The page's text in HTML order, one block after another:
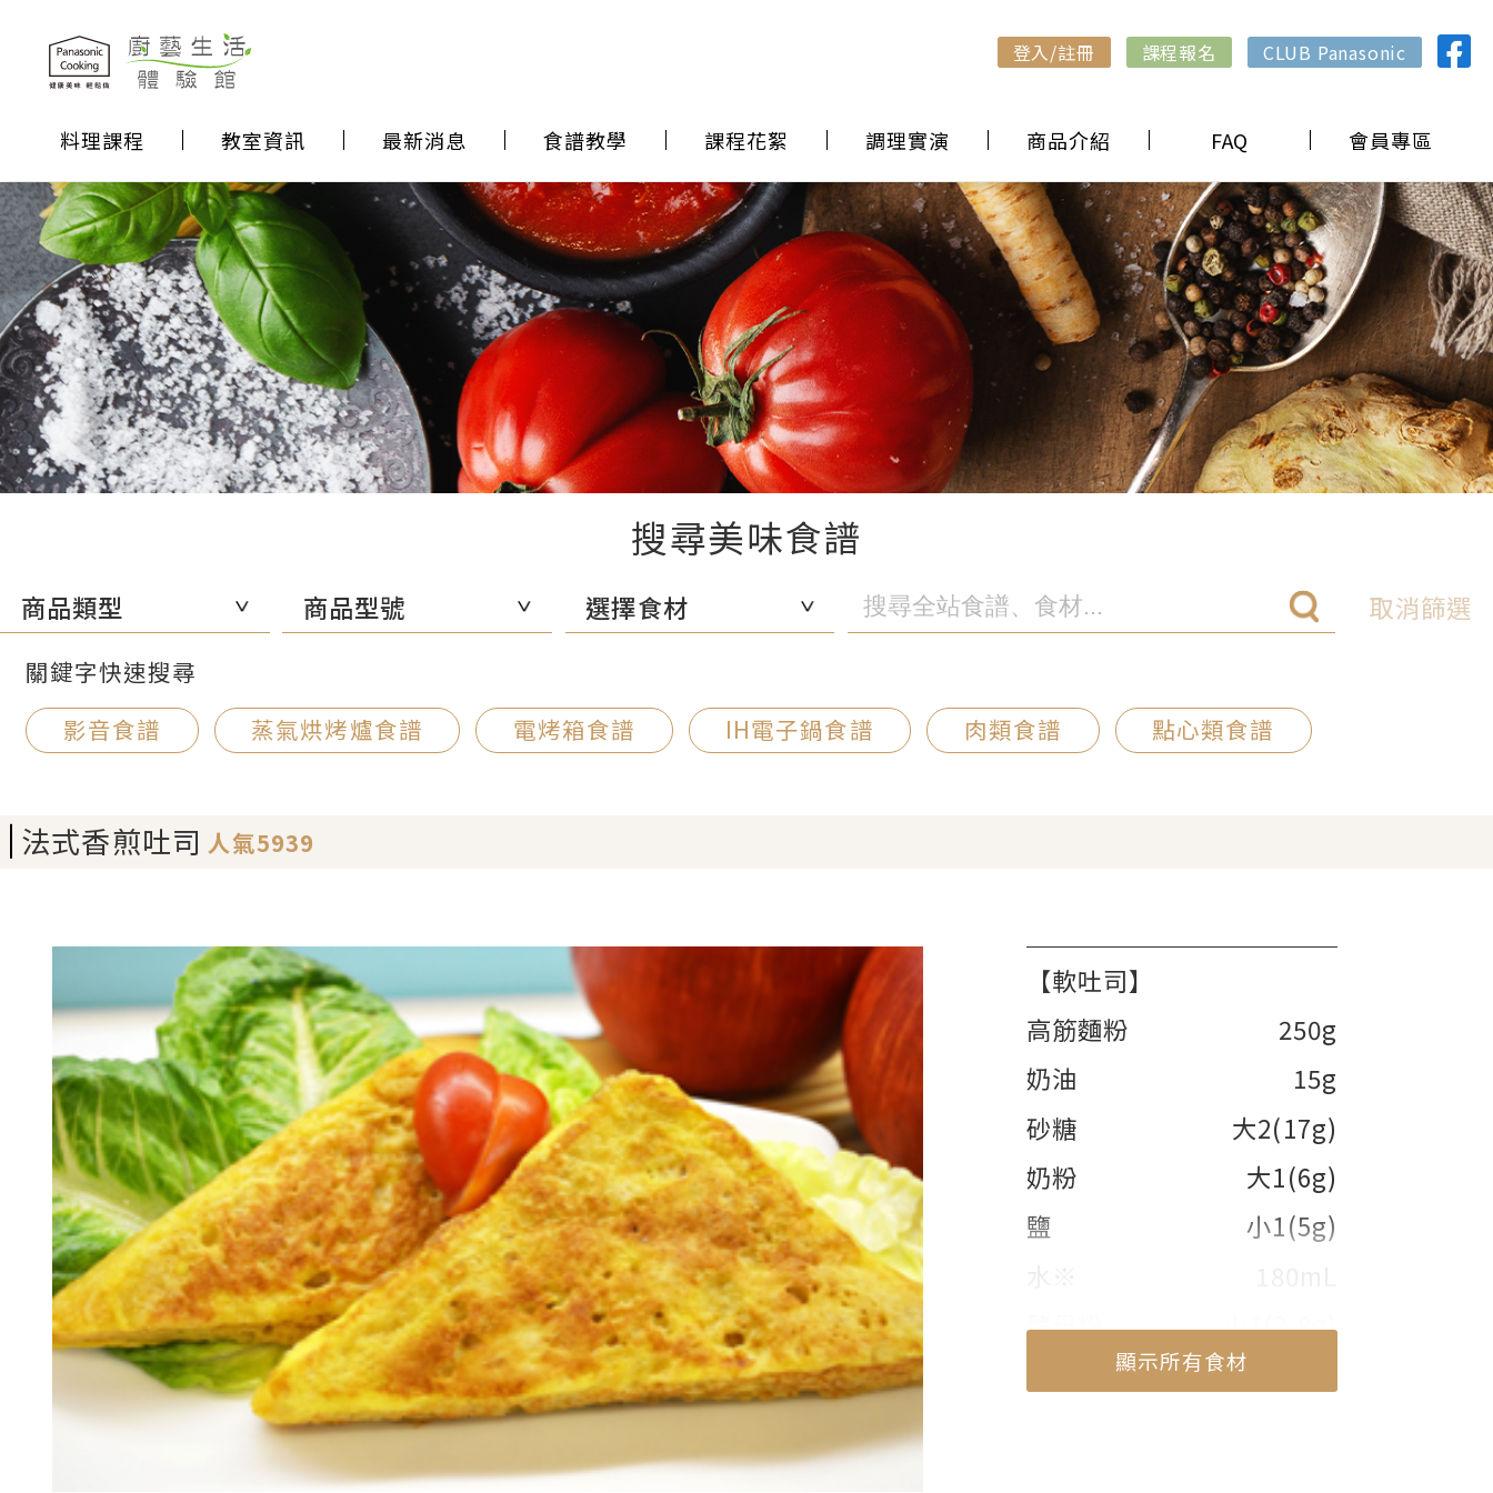
登入/註冊 課程報名 CLUB Panasonic
料理課程 教室資訊 最新消息 食譜教學 課程花絮 調理實演 商品介紹 FAQ 會員專區
搜尋美味食譜
商品類型 商品型號 選擇食材 取消篩選
關鍵字快速搜尋
影音食譜
蒸氣烘烤爐食譜 電烤箱食譜 IH電子鍋食譜 肉類食譜 點心類食譜
法式香煎吐司 人氣5939
【軟吐司】
高筋麵粉
250g
奶油
15g
砂糖
大2(17g)
奶粉
大1(6g)
鹽
小1(5g)
酵母粉
小1(2.8g)
【法式香煎吐司】
顯示所有食材